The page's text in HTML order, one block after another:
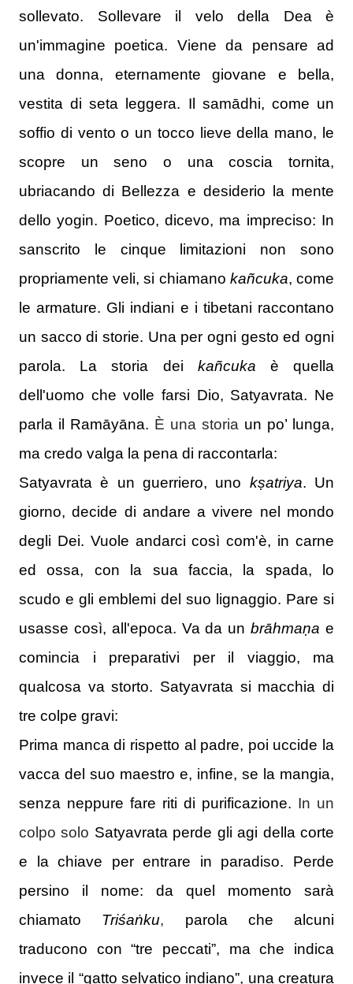
sollevato.
Sollevare il velo della Dea è
un'immagine poetica.
Viene da pensare ad
una donna, eternamente giovane e bella,
vestita di seta leggera. Il samādhi, come un
soffio di vento o un tocco lieve della mano, le
scopre un seno o una coscia tornita,
ubriacando di Bellezza e desiderio la mente
dello yogin. Poetico, dicevo, ma impreciso: In
sanscrito le cinque limitazioni non sono
propriamente veli, si chiamano kañcuka, come
le armature. Gli indiani e i tibetani raccontano
un sacco di storie. Una per ogni gesto ed ogni
parola.
La storia dei kañcuka è quella
dell'uomo che volle farsi Dio, Satyavrata. Ne
parla il Ramāyāna. È una storia un po’ lunga,
ma credo valga la pena di raccontarla:
Satyavrata è un guerriero, uno kṣatriya. Un
giorno, decide di andare a vivere nel mondo
degli Dei. Vuole andarci così com'è, in carne
ed ossa, con la sua faccia, la spada, lo
scudo e gli emblemi del suo lignaggio. Pare si
usasse così, all'epoca. Va da unbrāhmaṇa e
comincia i preparativi per il viaggio, ma
qualcosa va storto. Satyavrata si macchia di
tre colpe gravi:
Prima manca di rispetto al padre, poi uccide la
vacca del suo maestro e, infine, se la mangia,
senza neppure fare riti di purificazione. In un
colpo solo Satyavrata perde gli agi della corte
e la chiave per entrare in paradiso.
Perde
persino il nome: da quel momento sarà
chiamato Triśaṅku, parola che alcuni
traducono con “tre peccati”, ma che indica
invece il “gatto selvatico indiano”, una creatura